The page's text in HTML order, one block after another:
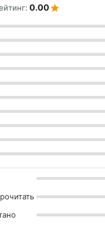
0.00